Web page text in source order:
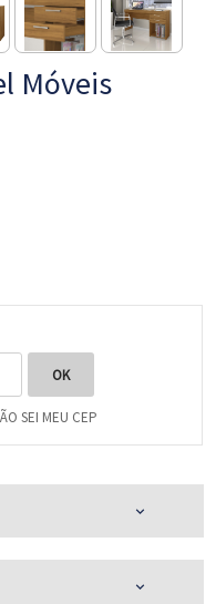
Móveis
SEI MEU CEP
expand_more
expand_more